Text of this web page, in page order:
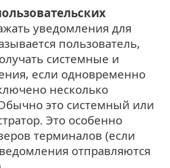
уведомления для
пользователь,
системные и
если одновременно
несколько
это системный или
Это особенно
терминалов (если
отправляются